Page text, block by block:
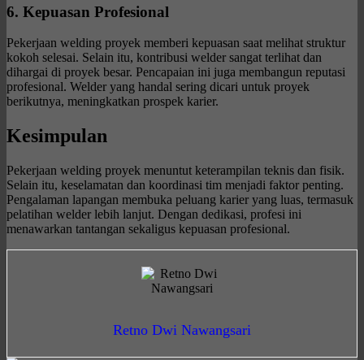
6. Kepuasan Profesional
Pekerjaan welding proyek memberi kepuasan saat melihat struktur
kokoh selesai. Selain itu, kontribusi welder sangat terlihat dan
dihargai di proyek besar. Pencapaian ini juga membangun reputasi
profesional. Welder yang handal sering dicari untuk proyek
berikutnya, meningkatkan prospek karier.
Kesimpulan
Pekerjaan welding proyek menuntut keterampilan teknis dan fisik.
Selain itu, keselamatan dan koordinasi tim menjadi faktor penting.
Pengalaman lapangan membuka peluang karier yang luas, termasuk
pelatihan welder lebih lanjut. Dengan dedikasi, profesi ini
menawarkan tantangan sekaligus kepuasan profesional.
Retno Dwi Nawangsari